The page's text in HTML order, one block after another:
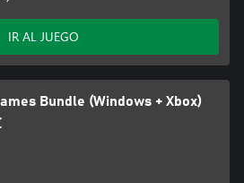
IR AL JUEGO
Bundle (Windows + Xbox)